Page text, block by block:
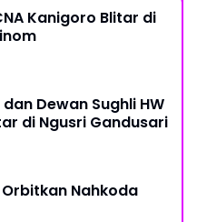
Kanigoro Blitar di
Dewan Sughli HW
di Ngusri Gandusari
Orbitkan Nahkoda